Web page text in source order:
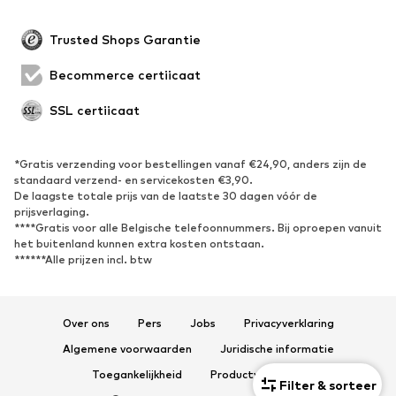
Filter & sorteer
Evenementen
SCHOENEN
Sneakers
Enkellaarsjes
Pumps & hakken
Laarzen
Sandalen
Sportschoenen
Ballerina's
Muiltjes
Sportrugzakken & -tassen
Trusted Shops Garantie
Becommerce certificaat
SSL certificaat
*Gratis verzending voor bestellingen vanaf €24,90, anders zijn de
standaard verzend- en servicekosten €3,90.
De laagste totale prijs van de laatste 30 dagen vóór de
prijsverlaging.
****Gratis voor alle Belgische telefoonnummers. Bij oproepen vanuit
het buitenland kunnen extra kosten ontstaan.
******Alle prijzen incl. btw
Over ons Pers Jobs
Privacyverklaring
Algemene voorwaarden
Juridische informatie
Toegankelijkheid
Productveiligheid